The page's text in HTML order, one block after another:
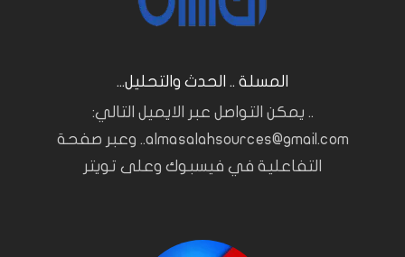
المسلة .. الحدث والتحليل...
.. يمكن التواصل عبر الايميل التالي:
almasalahsources@gmail.com.. وعبر صفحة
التفاعلية في فيسبوك وعلى تويتر